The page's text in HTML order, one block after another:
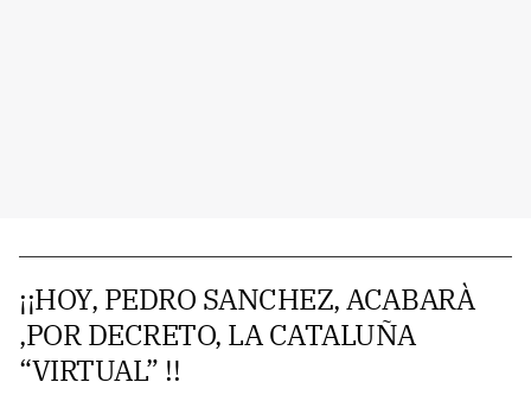
¡¡HOY, PEDRO SANCHEZ, ACABARÀ
,POR DECRETO, LA CATALUÑA
“VIRTUAL” !!